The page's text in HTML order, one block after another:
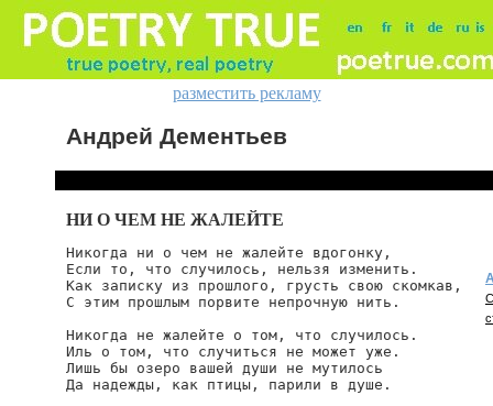
разместить рекламу
Андрей Дементьев
НИ О ЧЕМ НЕ ЖАЛЕЙТЕ
Никогда ни о чем не жалейте вдогонку,
Если то, что случилось, нельзя изменить.
Как записку из прошлого, грусть свою скомкав,
С этим прошлым порвите непрочную нить.
Никогда не жалейте о том, что случилось.
Иль о том, что случиться не может уже.
Лишь бы озеро вашей души не мутилось
Да надежды, как птицы, парили в душе.